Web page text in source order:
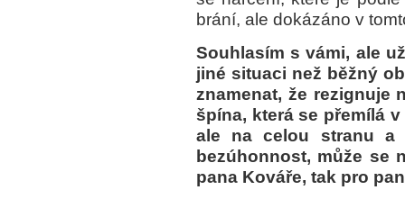
brání, ale dokázáno v
Souhlasím s vámi, ale
jiné situaci než běžný
znamenat, že rezignuje
špína, která se přemílá
ale na celou stranu a
bezúhonnost, může se
pana Kováře, tak pro